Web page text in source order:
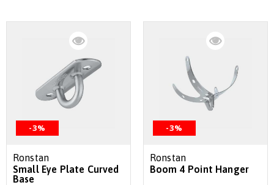
-3%
Ronstan
Small Eye Plate Curved
Base
-3%
Ronstan
Boom 4 Point Hanger